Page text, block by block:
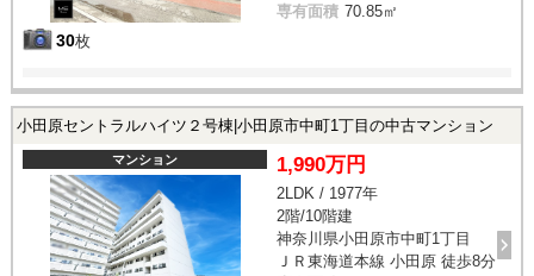
30枚
専有面積 70.85㎡
小田原セントラルハイツ２号棟|小田原市中町1丁目の中古マンション
マンション 1,990万円
2LDK / 1977年
2階/10階建
神奈川県小田原市中町1丁目
ＪＲ東海道本線 小田原 徒歩8分